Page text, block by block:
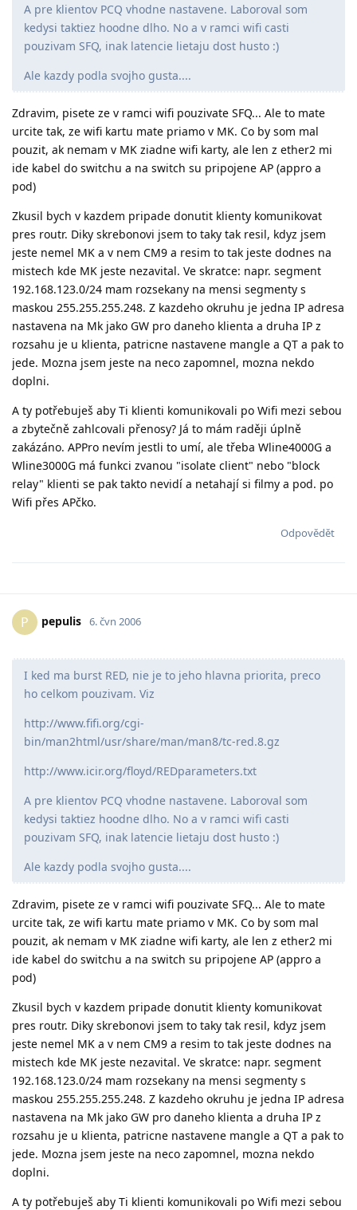
A pre klientov PCQ vhodne nastavene. Laboroval som
kedysi taktiez hoodne dlho. No a v ramci wifi casti
pouzivam SFQ, inak latencie lietaju dost husto :)
Ale kazdy podla svojho gusta....
Zdravim, pisete ze v ramci wifi pouzivate SFQ... Ale to mate
urcite tak, ze wifi kartu mate priamo v MK. Co by som mal
pouzit, ak nemam v MK ziadne wifi karty, ale len z ether2 mi
ide kabel do switchu a na switch su pripojene AP (appro a
pod)
Zkusil bych v kazdem pripade donutit klienty komunikovat
pres routr. Diky skrebonovi jsem to taky tak resil, kdyz jsem
jeste nemel MK a v nem CM9 a resim to tak jeste dodnes na
mistech kde MK jeste nezavital. Ve skratce: napr. segment
192.168.123.0/24 mam rozsekany na mensi segmenty s
maskou 255.255.255.248. Z kazdeho okruhu je jedna IP adresa
nastavena na Mk jako GW pro daneho klienta a druha IP z
rozsahu je u klienta, patricne nastavene mangle a QT a pak to
jede. Mozna jsem jeste na neco zapomnel, mozna nekdo
doplni.
A ty potřebuješ aby Ti klienti komunikovali po Wifi mezi sebou
a zbytečně zahlcovali přenosy? Já to mám raději úplně
zakázáno. APPro nevím jestli to umí, ale třeba Wline4000G a
Wline3000G má funkci zvanou "isolate client" nebo "block
relay" klienti se pak takto nevidí a netahají si filmy a pod. po
Wifi přes APčko.
Odpovědět
P pepulis 6. čvn 2006
I ked ma burst RED, nie je to jeho hlavna priorita, preco
ho celkom pouzivam. Viz
http://www.fifi.org/cgi-
bin/man2html/usr/share/man/man8/tc-red.8.gz
http://www.icir.org/floyd/REDparameters.txt
A pre klientov PCQ vhodne nastavene. Laboroval som
kedysi taktiez hoodne dlho. No a v ramci wifi casti
pouzivam SFQ, inak latencie lietaju dost husto :)
Ale kazdy podla svojho gusta....
Zdravim, pisete ze v ramci wifi pouzivate SFQ... Ale to mate
urcite tak, ze wifi kartu mate priamo v MK. Co by som mal
pouzit, ak nemam v MK ziadne wifi karty, ale len z ether2 mi
ide kabel do switchu a na switch su pripojene AP (appro a
pod)
Zkusil bych v kazdem pripade donutit klienty komunikovat
pres routr. Diky skrebonovi jsem to taky tak resil, kdyz jsem
jeste nemel MK a v nem CM9 a resim to tak jeste dodnes na
mistech kde MK jeste nezavital. Ve skratce: napr. segment
192.168.123.0/24 mam rozsekany na mensi segmenty s
maskou 255.255.255.248. Z kazdeho okruhu je jedna IP adresa
nastavena na Mk jako GW pro daneho klienta a druha IP z
rozsahu je u klienta, patricne nastavene mangle a QT a pak to
jede. Mozna jsem jeste na neco zapomnel, mozna nekdo
doplni.
A ty potřebuješ aby Ti klienti komunikovali po Wifi mezi sebou